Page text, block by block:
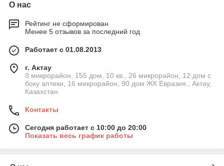
О нас
Рейтинг не сформирован
Менее 5 отзывов за последний год
Работает с 01.08.2013
г. Актау
3 микрорайон, 155 дом, 10 кв., 26 микрорайон, 12 дом с
боку аптеки, 16 микрорайон, 90 дом ЖК Евразия., Актау,
Казахстан
Контакты
Сегодня работает с 10:00 до 20:00
Показать весь график работы